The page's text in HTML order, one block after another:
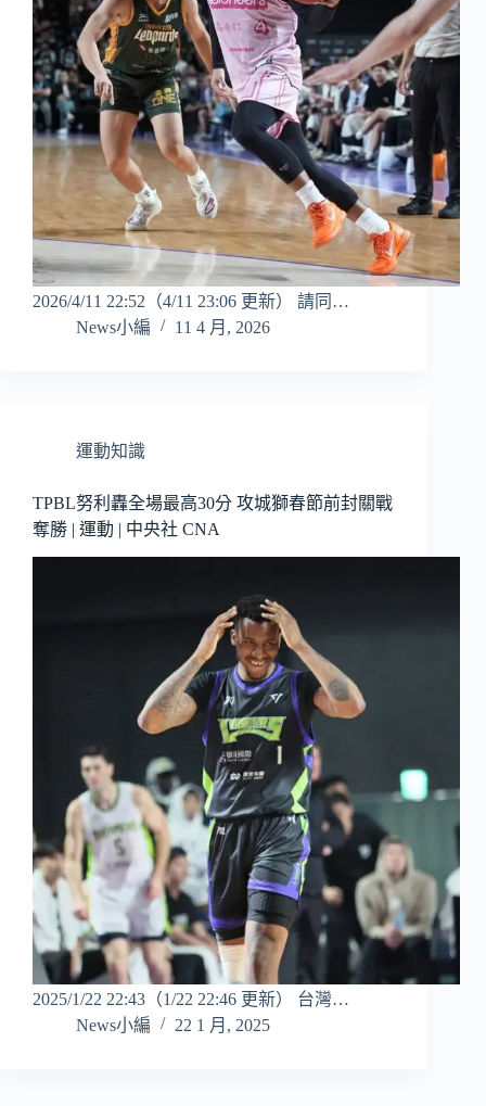
2026/4/11 22:52（4/11 23:06 更新） 請同…
News小編
11 4 月, 2026
運動知識
TPBL努利轟全場最高30分 攻城獅春節前封關戰
奪勝 | 運動 | 中央社 CNA
2025/1/22 22:43（1/22 22:46 更新） 台灣…
News小編
22 1 月, 2025